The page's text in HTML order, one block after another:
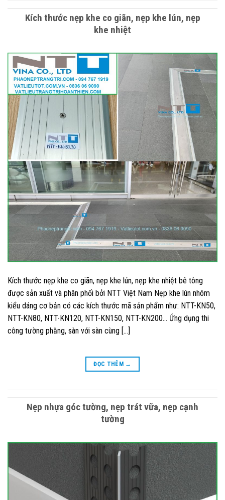
Kích thước nẹp khe co giãn, nẹp khe lún, nẹp
khe nhiệt
Kích thước nẹp khe co giãn, nẹp khe lún, nẹp khe nhiệt bê tông
được sản xuất và phân phối bởi NTT Việt Nam Nẹp khe lún nhôm
kiểu dáng cơ bản có các kích thước mã sản phẩm như: NTT-KN50,
NTT-KN80, NTT-KN120, NTT-KN150, NTT-KN200… Ứng dụng thi
công tường phằng, sàn với sàn cùng […]
ĐỌC THÊM →
Nẹp nhựa góc tường, nẹp trát vữa, nẹp cạnh
tường